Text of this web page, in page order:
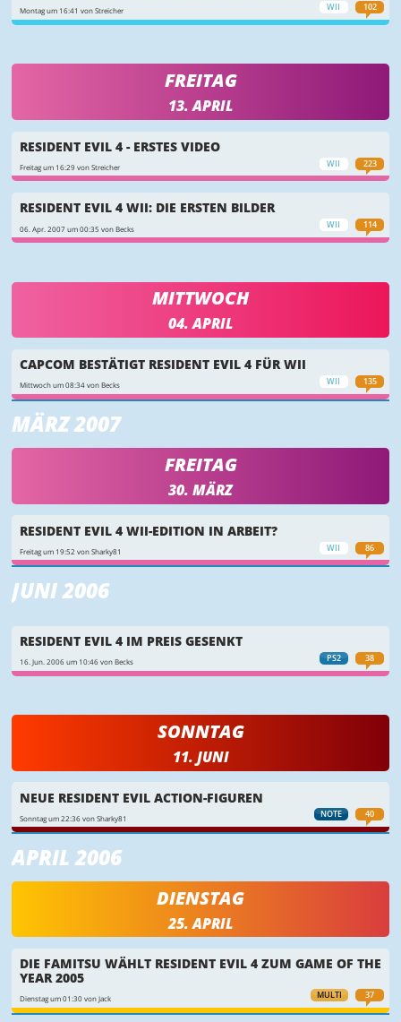
WII 102
Montag um 16:41 von Streicher
FREITAG
13. APRIL
WII 223
RESIDENT EVIL 4 - ERSTES VIDEO
Freitag um 16:29 von Streicher
WII 114
RESIDENT EVIL 4 WII: DIE ERSTEN BILDER
06. Apr. 2007 um 00:35 von Becks
MITTWOCH
04. APRIL
WII 135
CAPCOM BESTÄTIGT RESIDENT EVIL 4 FÜR WII
Mittwoch um 08:34 von Becks
MÄRZ 2007
FREITAG
30. MÄRZ
WII 86
RESIDENT EVIL 4 WII-EDITION IN ARBEIT?
Freitag um 19:52 von Sharky81
JUNI 2006
PS2 38
RESIDENT EVIL 4 IM PREIS GESENKT
16. Jun. 2006 um 10:46 von Becks
SONNTAG
11. JUNI
NOTE 40
NEUE RESIDENT EVIL ACTION-FIGUREN
Sonntag um 22:36 von Sharky81
APRIL 2006
DIENSTAG
25. APRIL
MULTI 37
DIE FAMITSU WÄHLT RESIDENT EVIL 4 ZUM GAME OF THE
YEAR 2005
Dienstag um 01:30 von Jack